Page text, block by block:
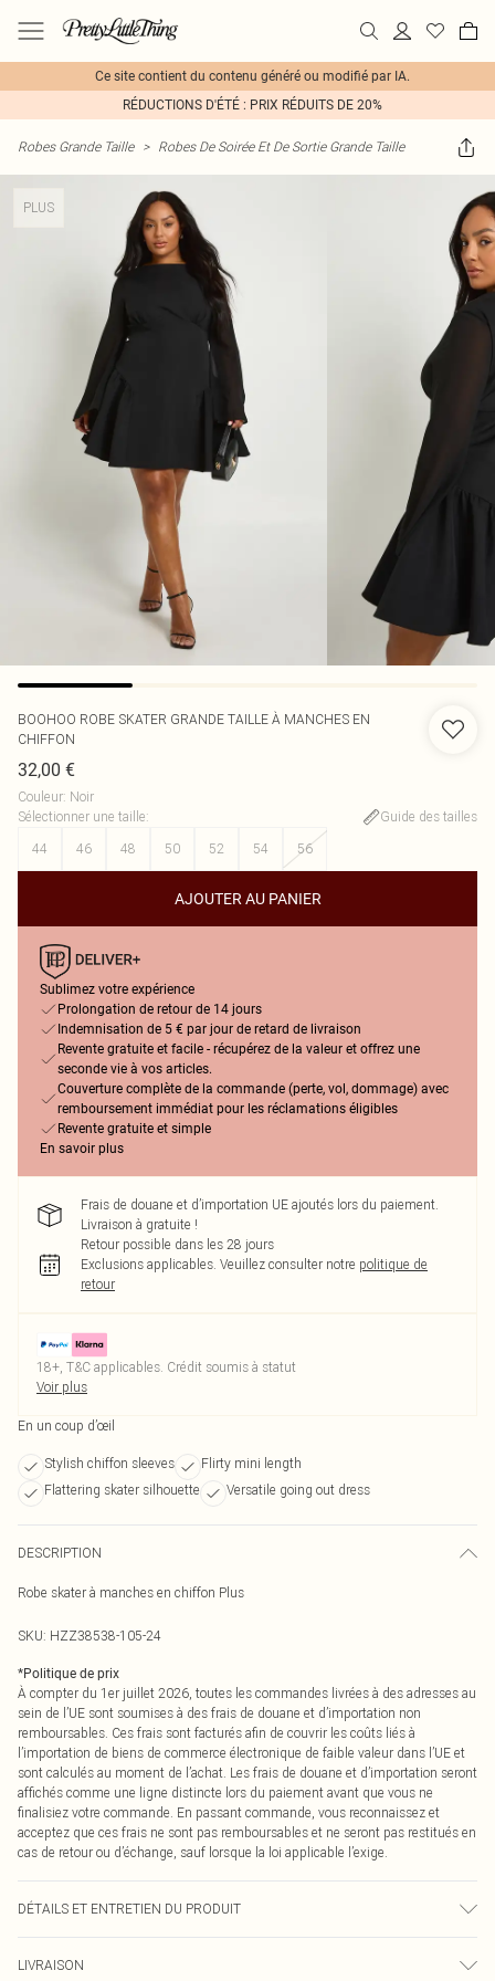
Ce site contient du contenu généré ou modifié par IA.
RÉDUCTIONS D'ÉTÉ : PRIX RÉDUITS DE 20%
Robes Grande Taille > Robes De Soirée Et De Sortie Grande Taille
PLUS
BOOHOO ROBE SKATER GRANDE TAILLE À MANCHES EN
CHIFFON
32,00 €
Couleur: Noir
Sélectionner une taille:
Guide des tailles
44
46 48 50 52 54 56
AJOUTER AU PANIER
Sublimez votre expérience
Prolongation de retour de 14 jours
Indemnisation de 5 € par jour de retard de livraison
Revente gratuite et facile - récupérez de la valeur et offrez une
seconde vie à vos articles.
Couverture complète de la commande (perte, vol, dommage) avec
remboursement immédiat pour les réclamations éligibles
Revente gratuite et simple
En savoir plus
Frais de douane et d’importation UE ajoutés lors du paiement.
Livraison à gratuite !
Retour possible dans les 28 jours
Exclusions applicables. Veuillez consulter notre politique de
retour
18+, T&C applicables. Crédit soumis à statut
Voir plus
En un coup d’œil
Stylish chiffon sleeves
Flirty mini length
Flattering skater silhouette
Versatile going out dress
DESCRIPTION
Robe skater à manches en chiffon Plus
SKU: HZZ38538-105-24
*Politique de prix
À compter du 1er juillet 2026, toutes les commandes livrées à des adresses au
sein de l’UE sont soumises à des frais de douane et d’importation non
remboursables. Ces frais sont facturés afin de couvrir les coûts liés à
l’importation de biens de commerce électronique de faible valeur dans l’UE et
sont calculés au moment de l’achat. Les frais de douane et d’importation seront
affichés comme une ligne distincte lors du paiement avant que vous ne
finalisiez votre commande. En passant commande, vous reconnaissez et
acceptez que ces frais ne sont pas remboursables et ne seront pas restitués en
cas de retour ou d’échange, sauf lorsque la loi applicable l’exige.
DÉTAILS ET ENTRETIEN DU PRODUIT
LIVRAISON